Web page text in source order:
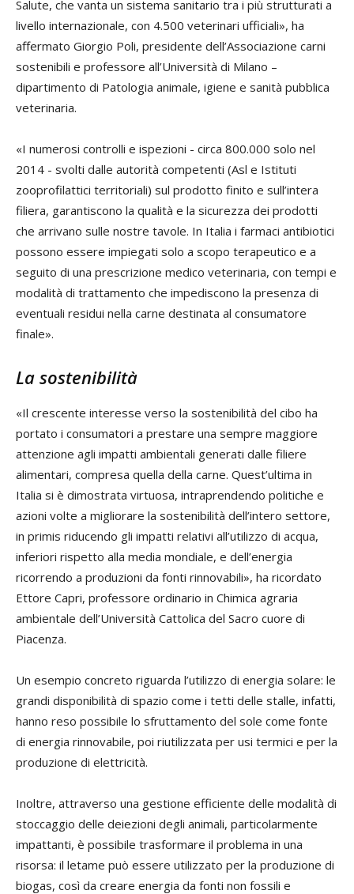
Salute, che vanta un sistema sanitario tra i più strutturati a
livello internazionale, con 4.500 veterinari ufficiali», ha
affermato Giorgio Poli, presidente dell’Associazione carni
sostenibili e professore all’Università di Milano –
dipartimento di Patologia animale, igiene e sanità pubblica
veterinaria.
«I numerosi controlli e ispezioni - circa 800.000 solo nel
2014 - svolti dalle autorità competenti (Asl e Istituti
zooprofilattici territoriali) sul prodotto finito e sull’intera
filiera, garantiscono la qualità e la sicurezza dei prodotti
che arrivano sulle nostre tavole. In Italia i farmaci antibiotici
possono essere impiegati solo a scopo terapeutico e a
seguito di una prescrizione medico veterinaria, con tempi e
modalità di trattamento che impediscono la presenza di
eventuali residui nella carne destinata al consumatore
finale».
La sostenibilità
«Il crescente interesse verso la sostenibilità del cibo ha
portato i consumatori a prestare una sempre maggiore
attenzione agli impatti ambientali generati dalle filiere
alimentari, compresa quella della carne. Quest’ultima in
Italia si è dimostrata virtuosa, intraprendendo politiche e
azioni volte a migliorare la sostenibilità dell’intero settore,
in primis riducendo gli impatti relativi all’utilizzo di acqua,
inferiori rispetto alla media mondiale, e dell’energia
ricorrendo a produzioni da fonti rinnovabili», ha ricordato
Ettore Capri, professore ordinario in Chimica agraria
ambientale dell’Università Cattolica del Sacro cuore di
Piacenza.
Un esempio concreto riguarda l’utilizzo di energia solare: le
grandi disponibilità di spazio come i tetti delle stalle, infatti,
hanno reso possibile lo sfruttamento del sole come fonte
di energia rinnovabile, poi riutilizzata per usi termici e per la
produzione di elettricità.
Inoltre, attraverso una gestione efficiente delle modalità di
stoccaggio delle deiezioni degli animali, particolarmente
impattanti, è possibile trasformare il problema in una
risorsa: il letame può essere utilizzato per la produzione di
biogas, così da creare energia da fonti non fossili e